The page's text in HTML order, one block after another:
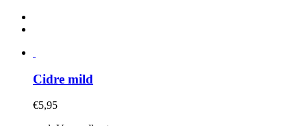
Cidre mild
€5,95